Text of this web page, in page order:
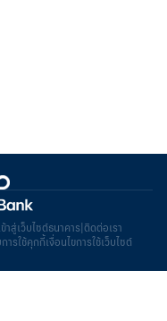
ข้าสู่เว็บไซต์ธนาคาร ติดต่อเรา
ารใช้คุกกี้เงื่อนไขการใช้เว็บไซต์